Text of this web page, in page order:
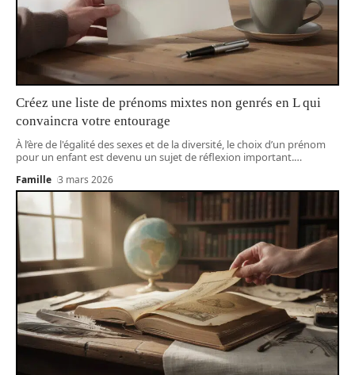
Créez une liste de prénoms mixtes non genrés en L qui
convaincra votre entourage
À l’ère de l'égalité des sexes et de la diversité, le choix d’un prénom
pour un enfant est devenu un sujet de réflexion important.…
Famille 3 mars 2026